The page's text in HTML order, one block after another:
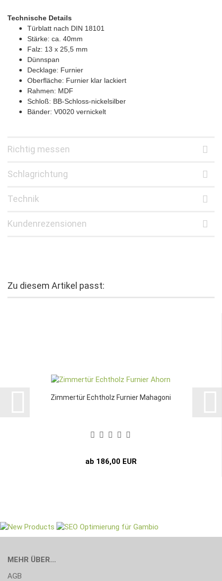
Technische Details
Türblatt nach DIN 18101
Stärke: ca. 40mm
Falz: 13 x 25,5 mm
Dünnspan
Decklage: Furnier
Oberfläche: Furnier klar lackiert
Rahmen: MDF
Schloß: BB-Schloss-nickelsilber
Bänder: V0020 vernickelt
Richtig messen
Schlagrichtung
Technik
Kundenrezensionen
Zu diesem Artikel passt:
Zimmertür Echtholz Furnier Mahagoni
ab 186,00 EUR
MEHR ÜBER...
AGB